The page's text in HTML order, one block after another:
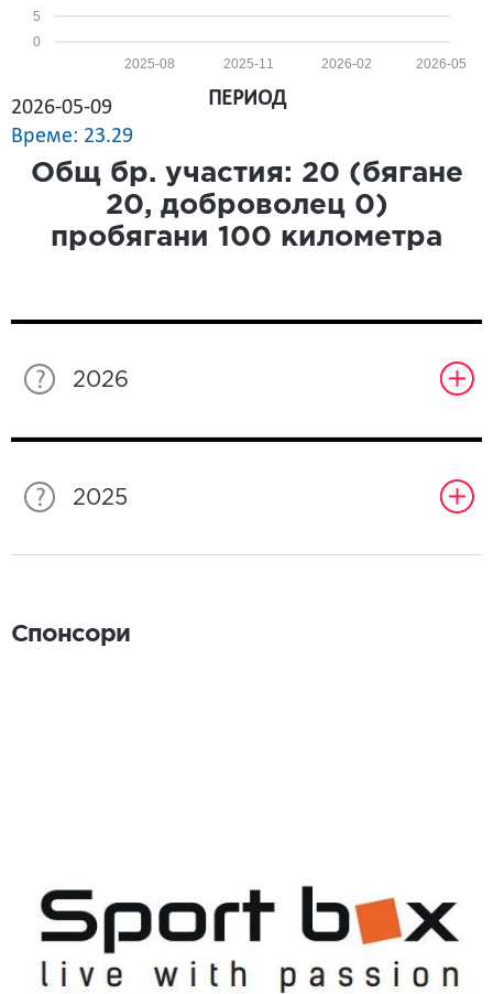
0
5
2026-05
2026-02
2025-11
2025-08
2026-05-09
Време: 23.29
ПЕРИОД
Общ бр. участия: 20 (бягане
20, доброволец 0)
пробягани 100 километра
2026
2025
Спонсори